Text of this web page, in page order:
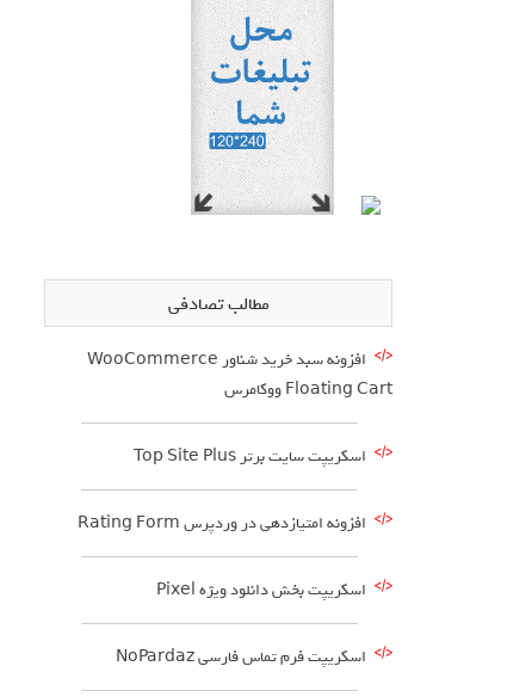
مطالب تصادفی
افزونه سبد خرید شناور WooCommerce
Floating Cart ووکامرس
اسکریپت سایت برتر Top Site Plus
افزونه امتیازدهی در وردپرس Rating Form
اسکریپت بخش دانلود ویژه Pixel
اسکریپت فرم تماس فارسی NoPardaz